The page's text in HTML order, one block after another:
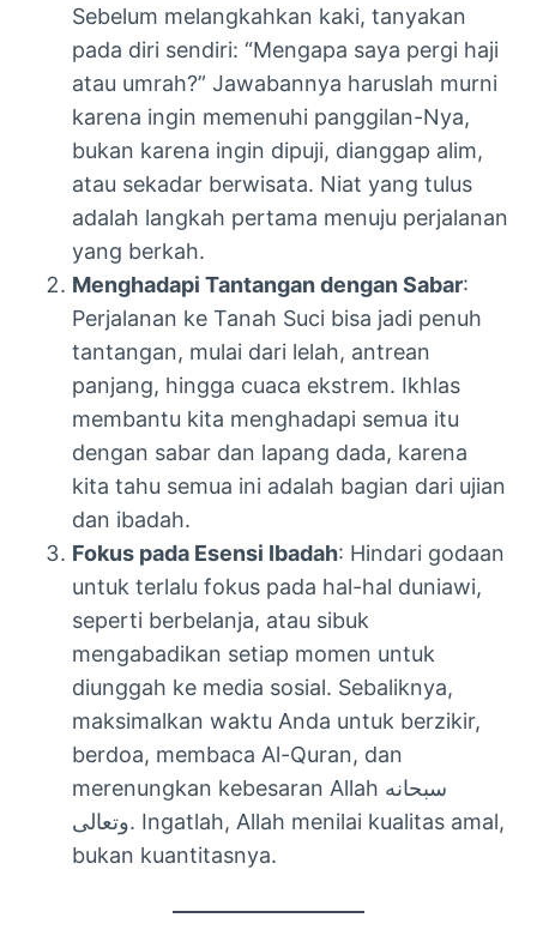
Sebelum melangkahkan kaki, tanyakan
pada diri sendiri: “Mengapa saya pergi haji
atau umrah?” Jawabannya haruslah murni
karena ingin memenuhi panggilan-Nya,
bukan karena ingin dipuji, dianggap alim,
atau sekadar berwisata. Niat yang tulus
adalah langkah pertama menuju perjalanan
yang berkah.
Menghadapi Tantangan dengan Sabar:
Perjalanan ke Tanah Suci bisa jadi penuh
tantangan, mulai dari lelah, antrean
panjang, hingga cuaca ekstrem. Ikhlas
membantu kita menghadapi semua itu
dengan sabar dan lapang dada, karena
kita tahu semua ini adalah bagian dari ujian
dan ibadah.
Fokus pada Esensi Ibadah: Hindari godaan
untuk terlalu fokus pada hal-hal duniawi,
seperti berbelanja, atau sibuk
mengabadikan setiap momen untuk
diunggah ke media sosial. Sebaliknya,
maksimalkan waktu Anda untuk berzikir,
berdoa, membaca Al-Quran, dan
merenungkan kebesaran Allah سبحانه
وتعالى. Ingatlah, Allah menilai kualitas amal,
bukan kuantitasnya.